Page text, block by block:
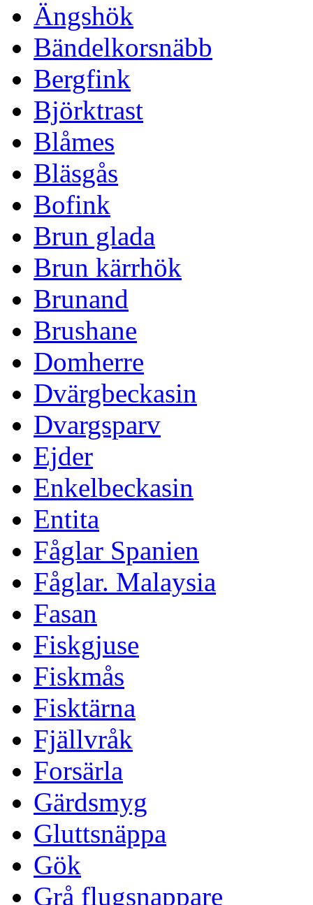
Ängshök
Bändelkorsnäbb
Bergfink
Björktrast
Blåmes
Bläsgås
Bofink
Brun glada
Brun kärrhök
Brunand
Brushane
Domherre
Dvärgbeckasin
Dvargsparv
Ejder
Enkelbeckasin
Entita
Fåglar Spanien
Fåglar. Malaysia
Fasan
Fiskgjuse
Fiskmås
Fisktärna
Fjällvråk
Forsärla
Gärdsmyg
Gluttsnäppa
Gök
Grå flugsnappare